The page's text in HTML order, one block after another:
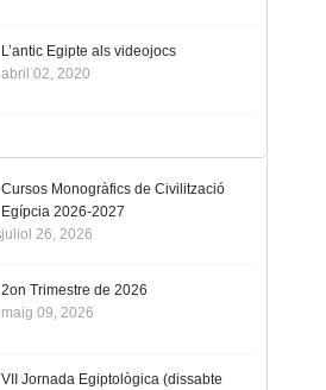
L’antic Egipte als videojocs
abril 02, 2020
Cursos Monogràfics de Civilització
Egípcia 2026-2027
juliol 26, 2026
2on Trimestre de 2026
maig 09, 2026
VII Jornada Egiptològica (dissabte